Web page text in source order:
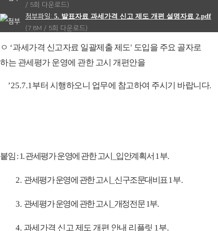
/ 5회 다운로드)
5. 발표자료 과세가격 신고 제도 개편 설명자료 2.pdf
(7.8M / 5회 다운로드)
ㅇ ‘과세가격 신고자료 일괄제출 제도' 도입을 주요 골자로
하는 관세평가 운영에 관한 고시 개편안을
’25.7.1 부터 시행하오니 업무에 참고하여 주시기 바랍니다.
붙임 : 1.관세평가 운영에 관한 고시 입안계획서 1 부.
2. 관세평가 운영에 관한 고시 신구조문대비표 1 부.
3. 관세평가 운영에 관한 고시 개정전문1부.
4. 과세가격 신고 제도 개편 안내 리플릿 1 부.